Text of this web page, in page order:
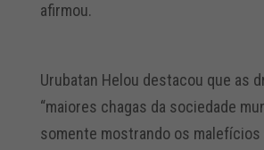
afirmou.
Urubatan Helou destacou que as
“maiores chagas da sociedade
somente mostrando os malefícios